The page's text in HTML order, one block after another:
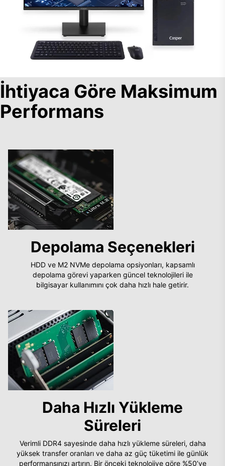
İhtiyaca Göre Maksimum
Performans
Depolama Seçenekleri
HDD ve M2 NVMe depolama opsiyonları, kapsamlı
depolama görevi yaparken güncel teknolojileri ile
bilgisayar kullanımını çok daha hızlı hale getirir.
Daha Hızlı Yükleme
Süreleri
Verimli DDR4 sayesinde daha hızlı yükleme süreleri, daha
yüksek transfer oranları ve daha az güç tüketimi ile günlük
performansınızı artırın. Bir önceki teknolojiye göre %50’ye